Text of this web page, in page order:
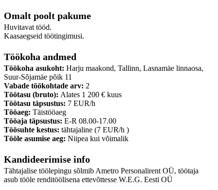
Omalt poolt pakume
Huvitavat tööd.
Kaasaegseid töötingimusi.
Töökoha andmed
Töökoha asukoht: Harju maakond, Tallinn, Lasnamäe linnaosa,
Suur-Sõjamäe põik 11
Vabade töökohtade arv: 2
Töötasu (bruto): Alates 1 200 € kuus
Töötasu täpsustus: 7 EUR/h
Tööaeg: Täistööaeg
Tööaja täpsustus: E-R 08.00-17.00
Töösuhte kestus: tähtajaline (7 EUR/h )
Tööle asumise aeg: Niipea kui võimalik
Kandideerimise info
Tähtajalise töölepingu sõlmib Ametro Personalirent OÜ, töötaja
asub tööle renditöölisena ettevõttesse W.E.G. Eesti OÜ